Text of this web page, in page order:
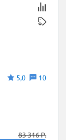
5,0
10
83 316 Р.